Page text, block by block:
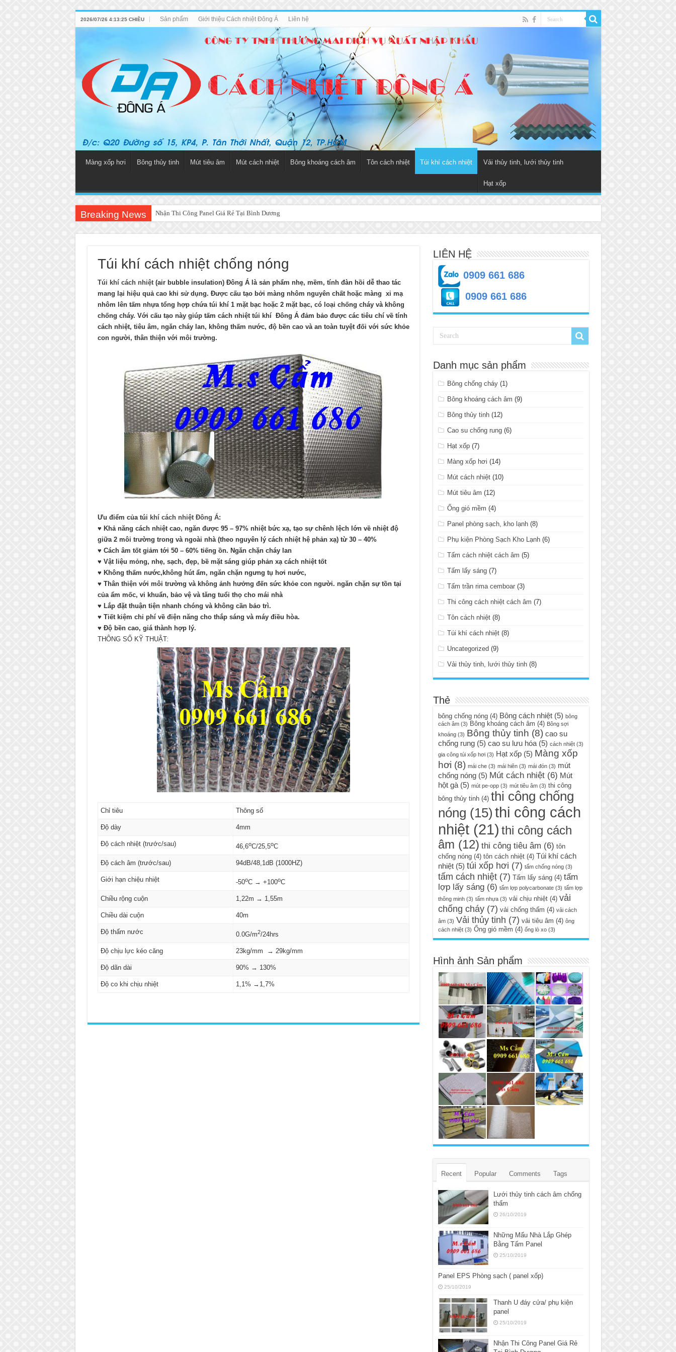
2026/07/26 4:13:25 CHIỀU Sản phẩm Giới thiệu Cách nhiệt Đông Á Liên hệ
Màng xốp hơi Bông thủy tinh Mút tiêu âm Mút cách nhiệt Bông khoáng cách âm Tôn cách nhiệt Túi khí cách nhiệt Vải thủy tinh, lưới thủy tinh
Hạt xốp
Breaking News Nhận Thi Công Panel Giá Rẻ Tại Bình Dương
Túi khí cách nhiệt chống nóng
Túi khí cách nhiệt(air bubble insulation) Đông Á là sản phẩm nhẹ, mềm, tính đàn hồi dễ thao tác
mang lại hiệu quả cao khi sử dụng. Được cấu tạo bởi màng nhôm nguyên chất hoặc màng xi mạ
nhôm lên tấm nhựa tổng hợp chứa túi khí 1 mặt bạc hoặc 2 mặt bạc, có loại chống cháy và không
chống cháy. Với cấu tạo này giúp tấm cách nhiệt túi khí Đông Á đảm bảo được các tiêu chí về tính
cách nhiệt, tiêu âm, ngăn cháy lan, không thấm nước, độ bền cao và an toàn tuyệt đối với sức khỏe
con người, thân thiện với môi trường.
Ưu điểm của túi khí cách nhiệt Đông Á:
♥ Khả năng cách nhiệt cao, ngăn được 95 – 97% nhiệt bức xạ, tạo sự chênh lệch lớn về nhiệt độ
giữa 2 môi trường trong và ngoài nhà (theo nguyên lý cách nhiệt hệ phản xạ) từ 30 – 40%
♥ Cách âm tốt giảm tới 50 – 60% tiếng ồn. Ngăn chặn cháy lan
♥ Vật liệu mỏng, nhẹ, sạch, đẹp, bề mặt sáng giúp phản xạ cách nhiệt tốt
♥ Không thấm nước,không hút ẩm, ngăn chặn ngưng tụ hơi nước,
♥ Thân thiện với môi trường và không ảnh hưởng đến sức khỏe con người. ngăn chặn sự tồn tại
của ẩm mốc, vi khuẩn, bảo vệ và tăng tuổi thọ cho mái nhà
♥ Lắp đặt thuận tiện nhanh chóng và không cần bảo trì.
♥ Tiết kiệm chi phí về điện năng cho thắp sáng và máy điều hòa.
♥ Độ bền cao, giá thành hợp lý.
THÔNG SỐ KỸ THUẬT:
Chỉ tiêu Thông số
Độ dày 4mm
Độ cách nhiệt (trước/sau) 46,6oC/25,5oC
Độ cách âm (trước/sau) 94dB/48,1dB (1000HZ)
Giới hạn chiệu nhiệt -50oC → +100oC
Chiều rộng cuộn 1,22m → 1,55m
Chiều dài cuộn 40m
Độ thấm nước 0.0G/m2/24hrs
Độ chịu lực kéo căng 23kg/mm → 29kg/mm
Độ dãn dài 90% → 130%
Độ co khi chịu nhiệt 1,1% →1,7%
LIÊN HỆ
0909 661 686
0909 661 686
Danh mục sản phẩm
Bông chống cháy (1)
Bông khoáng cách âm (9)
Bông thủy tinh (12)
Cao su chống rung (6)
Hạt xốp (7)
Màng xốp hơi (14)
Mút cách nhiệt (10)
Mút tiêu âm (12)
Ống gió mềm (4)
Panel phòng sạch, kho lạnh (8)
Phụ kiện Phòng Sạch Kho Lạnh (6)
Tấm cách nhiệt cách âm (5)
Tấm lấy sáng (7)
Tấm trần rima cemboar (3)
Thi công cách nhiệt cách âm (7)
Tôn cách nhiệt (8)
Túi khí cách nhiệt (8)
Uncategorized (9)
Vải thủy tinh, lưới thủy tinh (8)
Thẻ
bông chống nóng(4) Bông cách nhiệt(5) bông
cách âm(3) Bông khoáng cách âm (4) Bông sợi
khoáng(3) Bông thủy tinh (8) cao su
chống rung(5) cao su lưu hóa(5) cách nhiệt(3)
gia công túi xốp hơi(3) Hạt xốp(5) Màng xốp
hơi (8) mái che(3) mái hiên(3) mái đón(3) mút
chống nóng(5) Mút cách nhiệt(6) Mút
hột gà(5) mút pe-opp(3) mút tiêu âm(3) thi công
bông thủy tinh(4) thi công chống
nóng (15) thi công cách
nhiệt(21) thi công cách
âm (12) thi công tiêu âm (6) tôn
chống nóng(4) tôn cách nhiệt(4) Túi khí cách
nhiệt(5) túi xốp hơi (7) tấm chống nóng(3)
tấm cách nhiệt(7) Tấm lấy sáng(4) tấm
lợp lấy sáng(6) tấm lợp polycarbonate(3) tấm lợp
thông minh(3) tấm nhựa(3) vải chịu nhiệt(4) vải
chống cháy(7) vải chống thấm (4) vải cách
âm(3) Vải thủy tinh (7) vải tiêu âm (4) ông
cách nhiệt(3) Ống gió mềm (4) ống lò xo(3)
Hình ảnh Sản phẩm
Recent Popular Comments Tags
Lưới thủy tinh cách âm chống
thấm
26/10/2019
Những Mẩu Nhà Lắp Ghép
Bằng Tấm Panel
25/10/2019
Panel EPS Phòng sạch ( panel xốp)
25/10/2019
Thanh U đáy cửa/ phụ kiện
panel
25/10/2019
Nhận Thi Công Panel Giá Rẻ